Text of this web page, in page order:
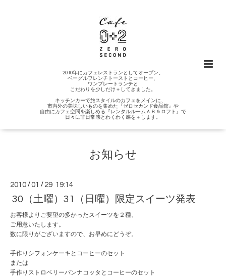
2010年にカフェレストランとしてオープン。
ベーグルフレンチトーストとコーヒー、
ワンプレートランチと
こだわりを少しだけ＋してきました。
キッチンカーで旅スタイルのカフェをメインに、
市内外の美味しいものを集めた『ゼロセカンド食品館』や
自由にカフェ空間を楽しめる『レンタルルームＡＢ＆ロフト』で
日々に非日常感とわくわく感を＋します。
お知らせ
2010 /01 / 29 19:14
30（土曜）31（日曜）限定スイーツ発表
お客様よりご要望の多かったスイーツを２種、
ご用意いたします。
数に限りがございますので、お早めにどうぞ。
手作りシフォンケーキとコーヒーのセット
または
手作りストロベリーパンナコッタとコーヒーのセット